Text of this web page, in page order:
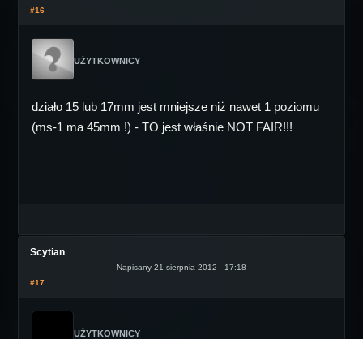
#16
UŻYTKOWNICY
działo 15 lub 17mm jest mniejsze niż nawet 1 poziomu
(ms-1 ma 45mm !) - TO jest właśnie NOT FAIR!!!
Scytian
Napisany 21 sierpnia 2012 - 17:18
#17
UŻYTKOWNICY